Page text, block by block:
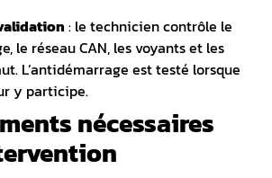
: le technicien contrôle le
le réseau CAN, les voyants et les
L’antidémarrage est testé lorsque
y participe.
nécessaires